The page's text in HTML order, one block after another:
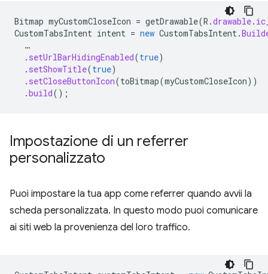
Bitmap myCustomCloseIcon = getDrawable(R .drawable.
CustomTabsIntent intent = new CustomTabsIntent.
…
. setUrlBarHidingEnabled(true)
. setShowTitle(true)
. setCloseButtonIcon(toBitmap(myCustomCloseIcon))
.build();
Impostazione di un referrer
personalizzato
Puoi impostare la tua app come referrer quando avvii la
scheda personalizzata. In questo modo puoi comunicare
ai siti web la provenienza del loro traffico.